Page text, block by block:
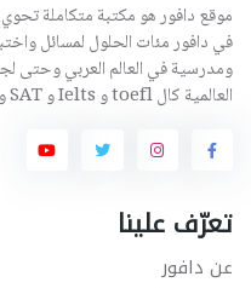
موقع دافور هو مكتبة متكاملة تحوي
في دافور مئات الحلول لمسائل
ومدرسية في العالم العربي وحتى
العالمية كال toefl و Ielts و SAT وغيرها الكثير.
تعرّف علينا
عن دافور